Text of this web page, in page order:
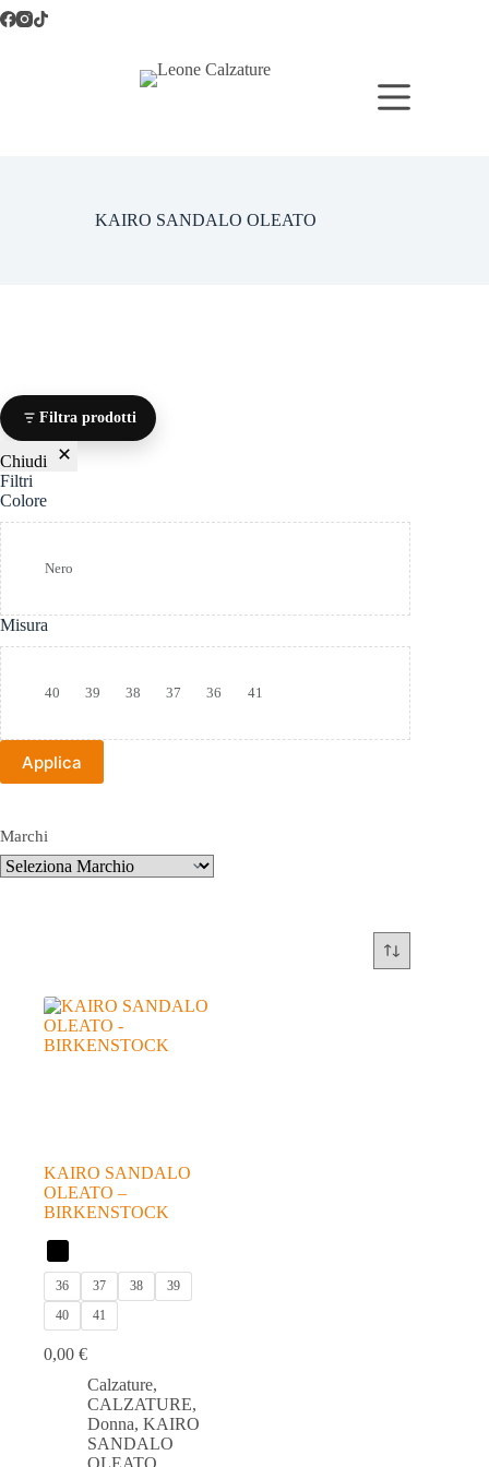
Salta
al
KAIRO SANDALO OLEATO
KAIRO SANDALO
OLEATO –
BIRKENSTOCK
36 37 38
39
40
41
0,00 €
Calzature,
CALZATURE,
Donna, KAIRO
SANDALO
OLEATO
Filtra prodotti
Chiudi
Filtri
Colore
Colore
Nero
Misura
Taglia
40 39 38 37 36 41
Applica
Marchi